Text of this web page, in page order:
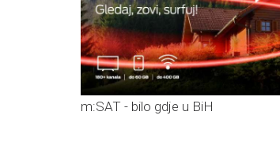
m:SAT - bilo gdje u BiH